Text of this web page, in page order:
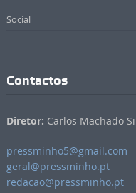
Social
Contactos
Diretor: Carlos Machado
pressminho5@gmail.com
geral@pressminho.pt
redacao@pressminho.pt